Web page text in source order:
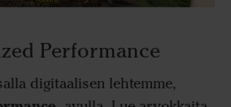
Performance
digitaalisen lehtemme,